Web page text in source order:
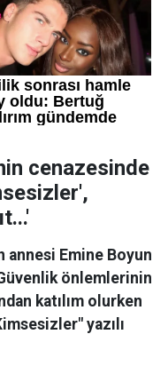
cenazesinde
annesi Emine Boyun
önlemlerinin
katılım olurken
yazılı